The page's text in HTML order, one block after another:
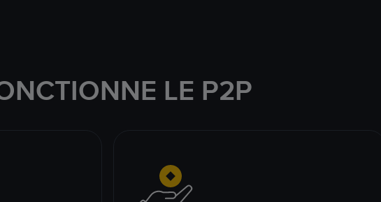
LE P2P